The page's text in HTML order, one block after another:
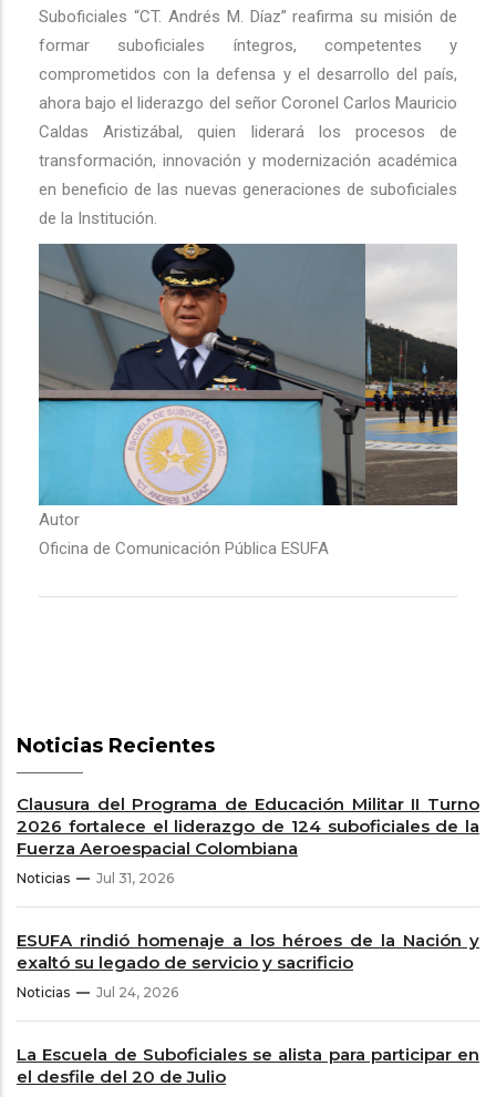
Suboficiales “CT. Andrés M. Díaz” reafirma su misión de
formar suboficiales íntegros, competentes y
comprometidos con la defensa y el desarrollo del país,
ahora bajo el liderazgo del señor Coronel Carlos Mauricio
Caldas Aristizábal, quien liderará los procesos de
transformación, innovación y modernización académica
en beneficio de las nuevas generaciones de suboficiales
de la Institución.
Autor
Oficina de Comunicación Pública ESUFA
Noticias Recientes
Clausura del Programa de Educación Militar II Turno
2026 fortalece el liderazgo de 124 suboficiales de la
Fuerza Aeroespacial Colombiana
Noticias Jul 31, 2026
ESUFA rindió homenaje a los héroes de la Nación y
exaltó su legado de servicio y sacrificio
Noticias Jul 24, 2026
La Escuela de Suboficiales se alista para participar en
el desfile del 20 de Julio